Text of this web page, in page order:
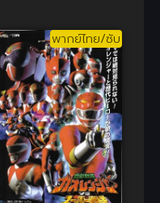
พากย์ไทย/ซับ